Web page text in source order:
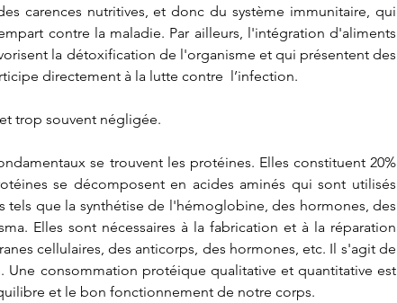
carences nutritives, et donc du système immunitaire, qui
contre la maladie. Par ailleurs, l'intégration d'aliments
la détoxification de l'organisme et qui présentent des
directement à la lutte contre  l’infection.
trop souvent négligée.
se trouvent les protéines. Elles constituent 20%
se décomposent en acides aminés qui sont utilisés
tels que la synthétise de l'hémoglobine, des hormones, des
Elles sont nécessaires à la fabrication et à la réparation
cellulaires, des anticorps, des hormones, etc. Il s'agit de
Une consommation protéique qualitative et quantitative est
et le bon fonctionnement de notre corps.